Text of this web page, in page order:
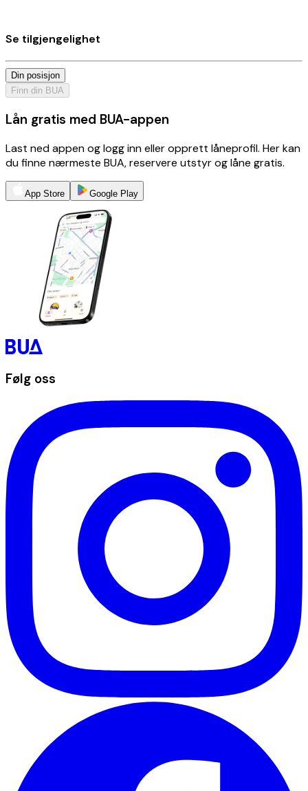
Se tilgjengelighet
Din posisjon
Finn din BUA
Lån gratis med BUA-appen
Last ned appen og logg inn eller opprett låneprofil. Her kan
du finne nærmeste BUA, reservere utstyr og låne gratis.
App Store Google Play
Følg oss